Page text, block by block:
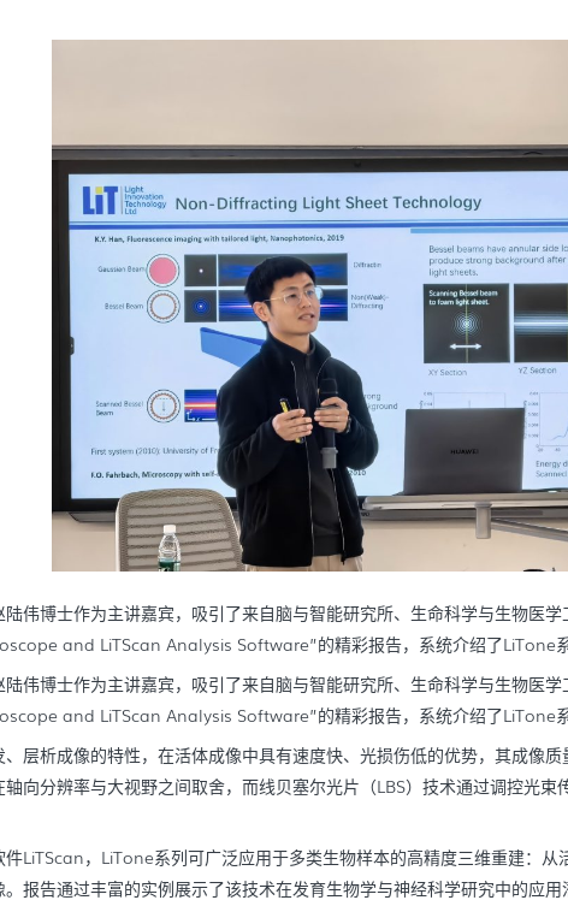
伟博士作为主讲嘉宾，吸引了来自脑与智能研究所、生命科学与生物医
and LiTScan Analysis Software”的精彩报告，系统介绍了LiTone
伟博士作为主讲嘉宾，吸引了来自脑与智能研究所、生命科学与生物医
and LiTScan Analysis Software”的精彩报告，系统介绍了LiTone
、层析成像的特性，在活体成像中具有速度快、光损伤低的优势，其成
向分辨率与大视野之间取舍，而线贝塞尔光片（LBS）技术通过调控光
LiTScan，LiTone系列可广泛应用于多类生物样本的高精度三维重建：
报告通过丰富的实例展示了该技术在发育生物学与神经科学研究中的应